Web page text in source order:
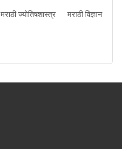
मराठी ज्योतिषशास्त्र
मराठी विज्ञान